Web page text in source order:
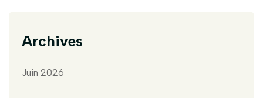
Archives
Juin 2026